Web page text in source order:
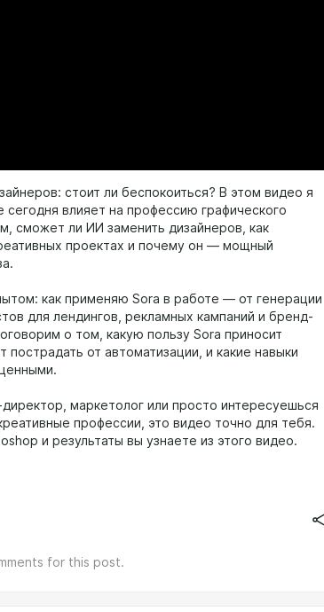
стоит ли беспокоиться? В этом видео я
сегодня влияет на профессию графического
сможет ли ИИ заменить дизайнеров, как
проектах и почему он — мощный
как применяю Sora в работе — от генерации
для лендингов, рекламных кампаний и бренд-
о том, какую пользу Sora приносит
пострадать от автоматизации, и какие навыки
маркетолог или просто интересуешься
профессии, это видео точно для тебя.
и результаты вы узнаете из этого видео.
for this post.